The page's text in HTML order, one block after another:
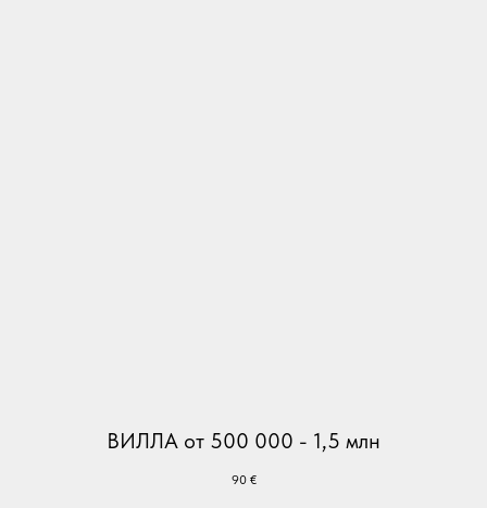
ВИЛЛА от 500 000 - 1,5 млн
90 €